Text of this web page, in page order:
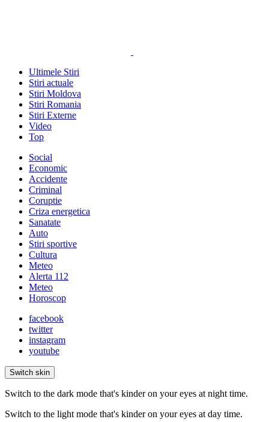
Ultimele Stiri
Stiri actuale
Stiri Moldova
Stiri Romania
Stiri Externe
Video
Top
Social
Economic
Accidente
Criminal
Coruptie
Criza energetica
Sanatate
Auto
Stiri sportive
Cultura
Meteo
Alerta 112
Meteo
Horoscop
facebook
twitter
instagram
youtube
Switch skin
Switch to the dark mode that's kinder on your eyes at night time.
Switch to the light mode that's kinder on your eyes at day time.